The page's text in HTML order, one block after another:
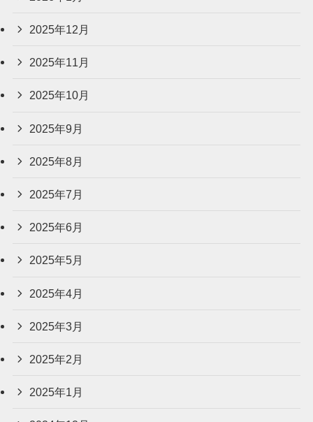
2025年12月
2025年11月
2025年10月
2025年9月
2025年8月
2025年7月
2025年6月
2025年5月
2025年4月
2025年3月
2025年2月
2025年1月